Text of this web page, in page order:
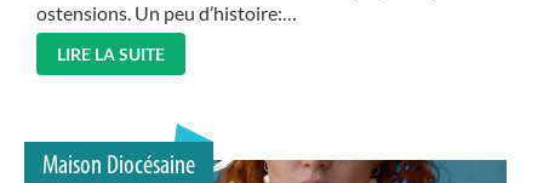
ostensions. Un peu d’histoire:…
LIRE LA SUITE
Maison Diocésaine